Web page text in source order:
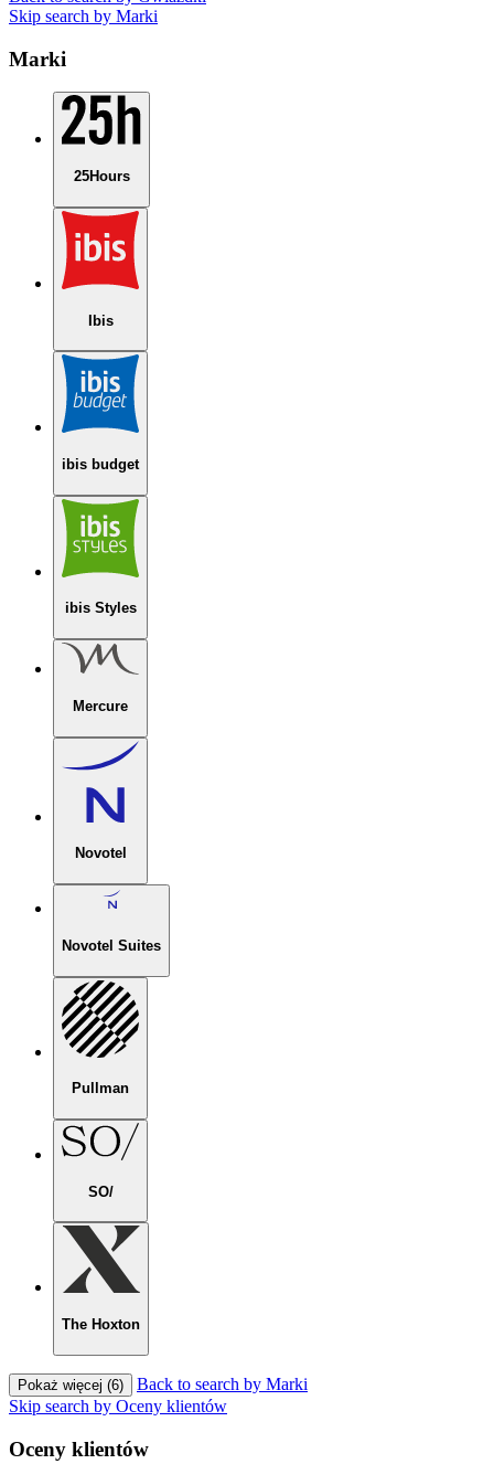
Skip search by Marki
Marki
25Hours
Ibis
ibis budget
ibis Styles
Mercure
Novotel
Novotel Suites
Pullman
SO/
The Hoxton
Pokaż więcej (6)
Back to search by Marki
Skip search by Oceny klientów
Oceny klientów